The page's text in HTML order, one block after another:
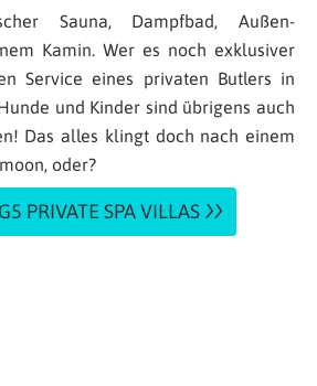
Sauna, Dampfbad, Außen-
Kamin. Wer es noch exklusiver
Service eines privaten Butlers in
und Kinder sind übrigens auch
Das alles klingt doch nach einem
oder?
PRIVATE SPA VILLAS